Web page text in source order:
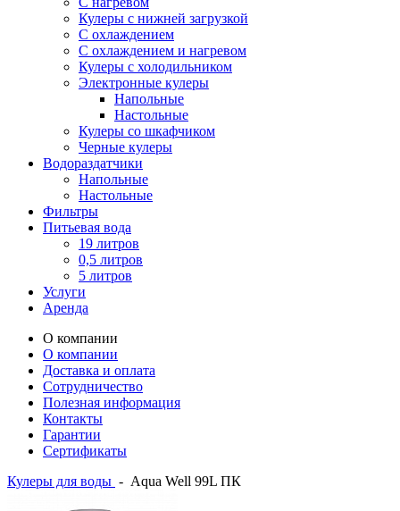
Кулеры с нижней загрузкой
С охлаждением
С охлаждением и нагревом
Кулеры с холодильником
Электронные кулеры
Напольные
Настольные
Кулеры со шкафчиком
Черные кулеры
Водораздатчики
Напольные
Настольные
Фильтры
Питьевая вода
19 литров
0,5 литров
5 литров
Услуги
Аренда
О компании
О компании
Доставка и оплата
Сотрудничество
Полезная информация
Контакты
Гарантии
Сертификаты
Кулеры для воды - Aqua Well 99L ПК